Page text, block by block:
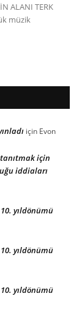
ALANI TERK
müzik
için Evon
için
iddiaları
yıldönümü
yıldönümü
yıldönümü